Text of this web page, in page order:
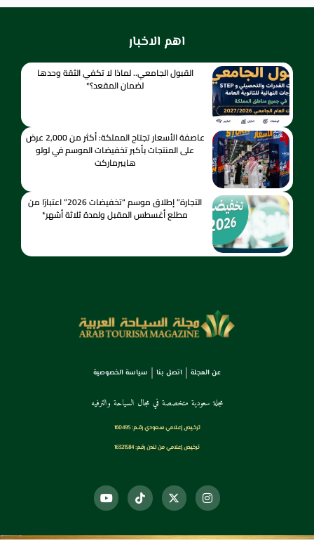
اهم الاخبار
القبول الجامعي.. لماذا لا تكفي الثقة وحدها
لضمان المقعد؟*
عاصفة الأسعار تجتاح المملكة: أكثر من 2,000 عرض
على المنتجات بأكبر تخفيضات الموسم في لولو
هايبرماركت
التجارة” إطلاق موسم “تخفيضات 2026” اعتبارًا من
مطلع أغسطس المقبل ولمدة ثلاثة أشهر*
عن المجلة اتصل بنا سياسة الخصوصية
مجلة سعودية متخصصة في مجال السياحة والترفيه
ترخـيص إعـلامي سـعودي رقــم: 160495
ترخيص إعلامي من لندن رقم: 16321584